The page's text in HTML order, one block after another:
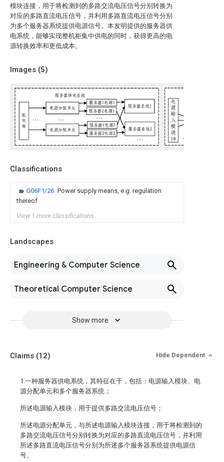
模块连接，用于将检测到的多路交流电压信号分别转换为
对应的多路直流电压信号，并利用多路直流电压信号分别
为多个服务器系统提供电源信号。本发明提供的服务器供
电系统，能够实现整机柜集中供电的同时，获得更高的电
源转换效率和更低成本。
Images (5)
Classifications
G06F1/26 Power supply means, e.g. regulation
thereof
View 1 more classifications
Landscapes
Engineering & Computer Science
Theoretical Computer Science
Show more
Claims (12) Hide Dependent
1.一种服务器供电系统，其特征在于，包括：电源输入模块、电
源分配单元和多个服务器系统；
所述电源输入模块，用于提供多路交流电压信号；
所述电源分配单元，与所述电源输入模块连接，用于将检测到的
多路交流电压信号分别转换为对应的多路直流电压信号，并利用
所述多路直流电压信号分别为所述多个服务器系统提供电源信
号。